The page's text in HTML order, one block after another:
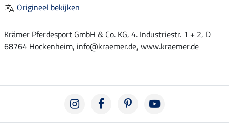
Origineel bekijken
Krämer Pferdesport GmbH & Co. KG, 4. Industriestr. 1 + 2, D
68764 Hockenheim, info@kraemer.de, www.kraemer.de